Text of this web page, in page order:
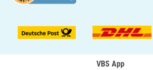
VBS App